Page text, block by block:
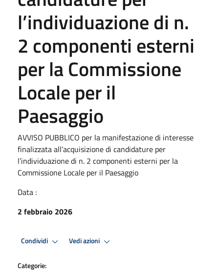
l’individuazione di n.
2 componenti esterni
per la Commissione
Locale per il
Paesaggio
AVVISO PUBBLICO per la manifestazione di interesse
finalizzata all’acquisizione di candidature per
l’individuazione di n. 2 componenti esterni per la
Commissione Locale per il Paesaggio
Data :
2 febbraio 2026
Condividi Vedi azioni
Categorie: